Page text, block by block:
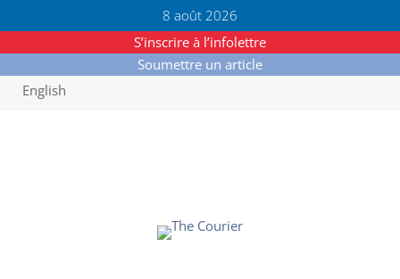
8 août 2026
S’inscrire à l’infolettre
Soumettre un article
English